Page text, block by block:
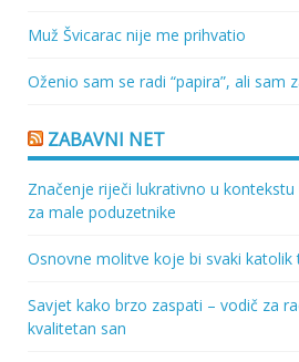
Muž Švicarac nije me prihvatio
Oženio sam se radi “papira”, ali sam
ZABAVNI NET
Značenje riječi lukrativno u
za male poduzetnike
Osnovne molitve koje bi svaki katolik
Savjet kako brzo zaspati – vodič za
kvalitetan san